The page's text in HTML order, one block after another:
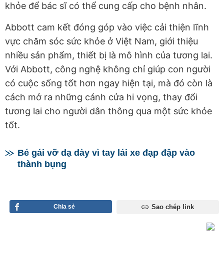
khỏe để bác sĩ có thể cung cấp cho bệnh nhân.
Abbott cam kết đóng góp vào việc cải thiện lĩnh
vực chăm sóc sức khỏe ở Việt Nam, giới thiệu
nhiều sản phẩm, thiết bị là mô hình của tương lai.
Với Abbott, công nghệ không chỉ giúp con người
có cuộc sống tốt hơn ngay hiện tại, mà đó còn là
cách mở ra những cánh cửa hi vọng, thay đổi
tương lai cho người dân thông qua một sức khỏe
tốt.
Bé gái vỡ dạ dày vì tay lái xe đạp đập vào
thành bụng
Chia sẻ Sao chép link